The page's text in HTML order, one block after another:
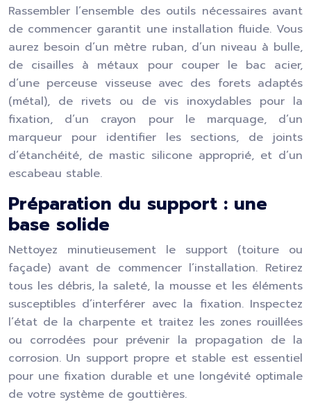
Rassembler l’ensemble des outils nécessaires avant
de commencer garantit une installation fluide. Vous
aurez besoin d’un mètre ruban, d’un niveau à bulle,
de cisailles à métaux pour couper le bac acier,
d’une perceuse visseuse avec des forets adaptés
(métal), de rivets ou de vis inoxydables pour la
fixation, d’un crayon pour le marquage, d’un
marqueur pour identifier les sections, de joints
d’étanchéité, de mastic silicone approprié, et d’un
escabeau stable.
Préparation du support : une
base solide
Nettoyez minutieusement le support (toiture ou
façade) avant de commencer l’installation. Retirez
tous les débris, la saleté, la mousse et les éléments
susceptibles d’interférer avec la fixation. Inspectez
l’état de la charpente et traitez les zones rouillées
ou corrodées pour prévenir la propagation de la
corrosion. Un support propre et stable est essentiel
pour une fixation durable et une longévité optimale
de votre système de gouttières.